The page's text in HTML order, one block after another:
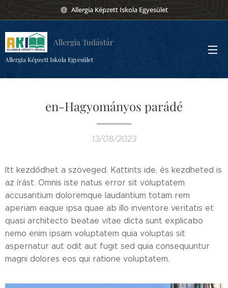
Allergia Képzett Iskola Egyesület
Allergia Tudástár
Allergia Képzett Iskola Egyesület
en-Hagyományos parádé
13/08/2023
Itt kezdődhet a szöveged. Kattints ide, és kezdheted is
az írást. Omnis iste natus error sit voluptatem
accusantium doloremque laudantium totam rem
aperiam eaque ipsa quae ab illo inventore veritatis et
quasi architecto beatae vitae dicta sunt explicabo
nemo enim ipsam voluptatem quia voluptas sit
aspernatur aut odit aut fugit sed quia consequuntur
magni dolores eos qui ratione voluptatem.